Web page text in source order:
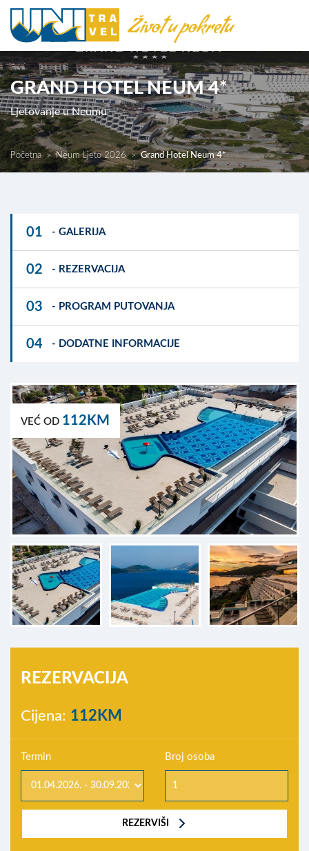
GRAND HOTEL NEUM 4*
Ljetovanje u Neumu
Početna Neum Ljeto 2026 Grand Hotel Neum 4*
01 - GALERIJA
02 - REZERVACIJA
03 - PROGRAM PUTOVANJA
04 - DODATNE INFORMACIJE
VEĆ OD 112KM
REZERVACIJA
Cijena: 112KM
Termin Broj osoba
REZERVIŠI